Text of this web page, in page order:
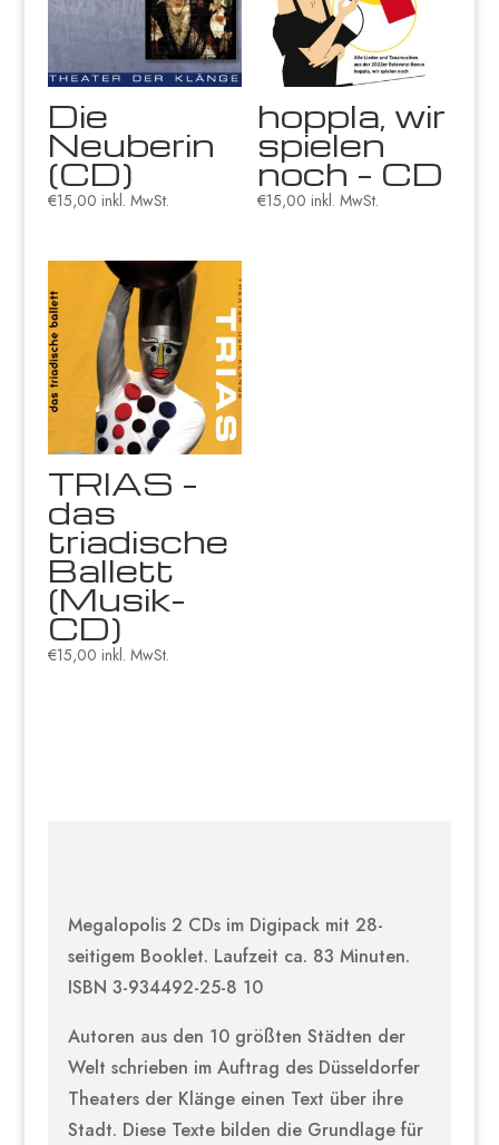
Die
Neuberin
(CD)
€15,00 inkl. MwSt.
hoppla, wir
spielen
noch – CD
€15,00 inkl. MwSt.
TRIAS –
das
triadische
Ballett
(Musik-
CD)
€15,00 inkl. MwSt.
Megalopolis 2 CDs im Digipack mit 28-
seitigem Booklet. Laufzeit ca. 83 Minuten.
ISBN 3-934492-25-8 10
Autoren aus den 10 größten Städten der
Welt schrieben im Auftrag des Düsseldorfer
Theaters der Klänge einen Text über ihre
Stadt. Diese Texte bilden die Grundlage für